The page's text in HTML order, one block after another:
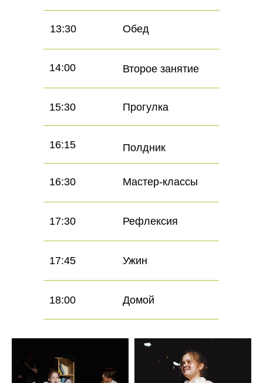
18:00 Домой
17:30
17:45
Рефлексия
Ужин
16:30 Мастер-классы
16:15 Полдник
15:30 Прогулка
14:00 Второе занятие
13:30 Обед